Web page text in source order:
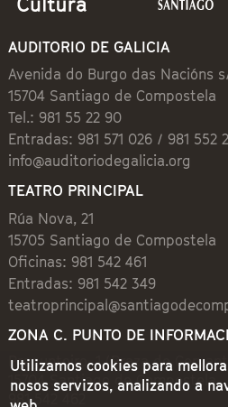
AUDITORIO DE GALICIA
Avenida do Burgo das Nacións
15704 Santiago de Compostela
Tel.: 981 55 22 90
Entradas: 981 571 026 / 981 552
info@auditoriodegalicia.org
TEATRO PRINCIPAL
Rúa Nova, 21
15705 Santiago de Compostela
Oficinas: 981 542 461
Entradas: 981 542 349
ZONA C. PUNTO DE
Preguntoiro, 1 (Praza de
15704 Santiago de Compostela
981 542 462
Utilizamos cookies para
nosos servizos, analizando a